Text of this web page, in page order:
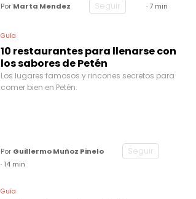
Por Marta Mendez Seguir · 7 min
Guía
10 restaurantes para llenarse con
los sabores de Petén
Los lugares famosos y rincones secretos para
comer bien en Petén.
Por Guillermo Muñoz Pinelo Seguir
· 14 min
Guía